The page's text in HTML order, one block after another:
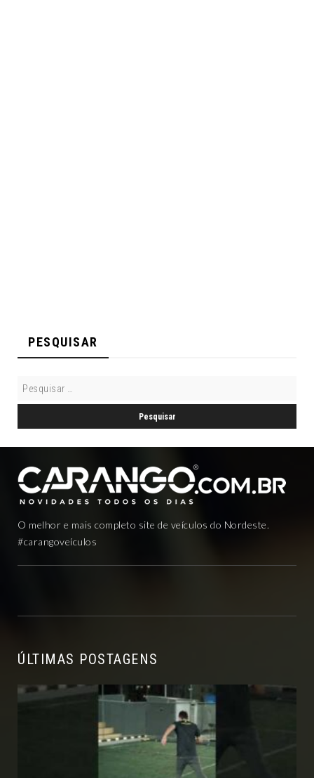
PESQUISAR
O melhor e mais completo site de veículos do Nordeste.
#carangoveículos
ÚLTIMAS POSTAGENS